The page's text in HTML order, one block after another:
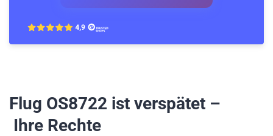
Flug OS8722 ist verspätet –
Ihre Rechte